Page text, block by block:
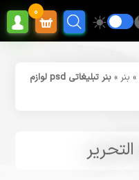
0
» بنر »
بنر تبلیغاتی psd لوازم